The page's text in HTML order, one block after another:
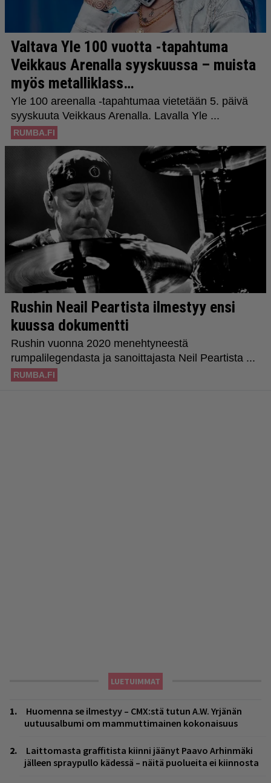
LUETUIMMAT
Huomenna se ilmestyy – CMX:stä tutun A.W. Yrjänän
uutuusalbumi om mammuttimainen kokonaisuus
Laittomasta graffitista kiinni jäänyt Paavo Arhinmäki
jälleen spraypullo kädessä – näitä puolueita ei kiinnosta